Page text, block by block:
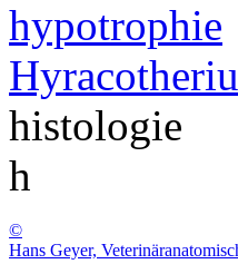
hypotrophie
histologie
h
©
Hans Geyer,